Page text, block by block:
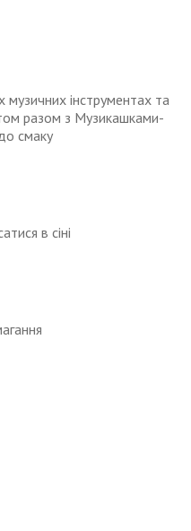
музичних інструментах та
разом з Музикашками-
смаку
в сіні